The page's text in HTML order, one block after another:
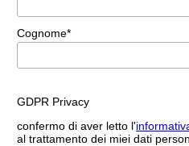
Cognome*
GDPR Privacy
confermo di aver letto l'
al trattamento dei miei dati